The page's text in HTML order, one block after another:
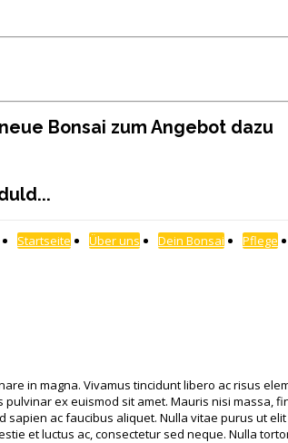
Bonsai zum Angebot dazu
Pflege
Dein Bonsai
Über uns
Startseite
in magna. Vivamus tincidunt libero ac risus
ex euismod sit amet. Mauris nisi massa,
ac faucibus aliquet. Nulla vitae purus ut
et luctus ac, consectetur sed neque. Nulla